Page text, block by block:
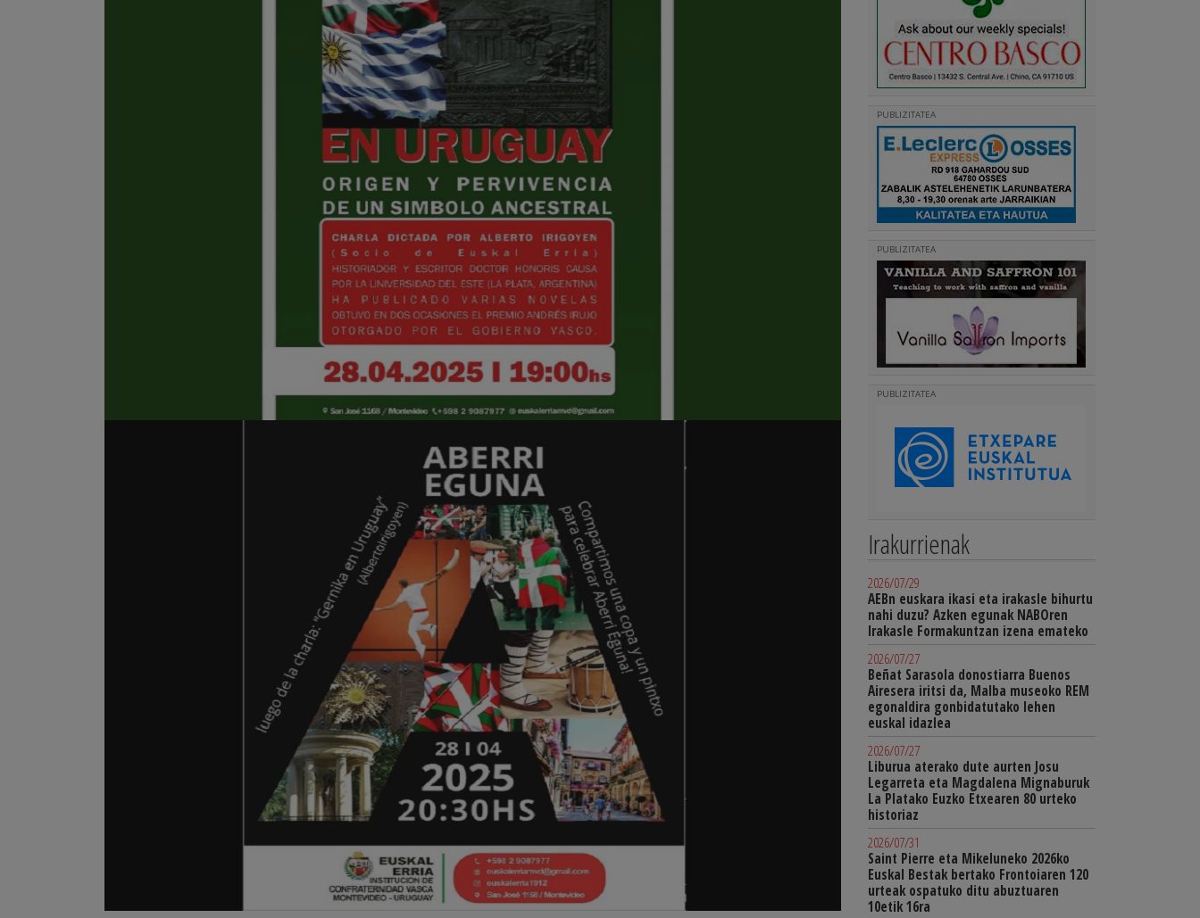
PUBLIZITATEA
PUBLIZITATEA
PUBLIZITATEA
Irakurrienak
2026/07/29
AEBn euskara ikasi eta irakasle bihurtu
nahi duzu? Azken egunak NABOren
Irakasle Formakuntzan izena emateko
2026/07/27
Beñat Sarasola donostiarra Buenos
Airesera iritsi da, Malba museoko REM
egonaldira gonbidatutako lehen
euskal idazlea
2026/07/27
Liburua aterako dute aurten Josu
Legarreta eta Magdalena Mignaburuk
La Platako Euzko Etxearen 80 urteko
historiaz
2026/07/31
Saint Pierre eta Mikeluneko 2026ko
Euskal Bestak bertako Frontoiaren 120
urteak ospatuko ditu abuztuaren
10etik 16ra